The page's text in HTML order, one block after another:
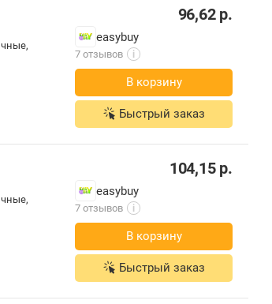
96,62р.
easybuy
7 отзывов i
В корзину
Быстрый заказ
104,15р.
easybuy
7 отзывов i
В корзину
Быстрый заказ